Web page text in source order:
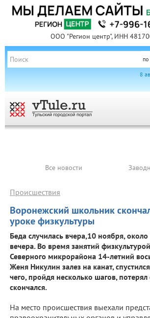
ООО "Регион центр", ИНН
по
8
Все новости
Воронежский школьник
уроке физкультуры
Происшествия
Беда случилась вчера,10 ноября, около
вечера. Во время занятий
Северного микрорайона 14-летний
Женя Никулин залез на канат,
чего, пройдя несколько шагов, потерял
скончался.
На место происшествия выехали